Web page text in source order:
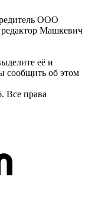
ООО
Машкевич
её и
сообщить об этом
Все права